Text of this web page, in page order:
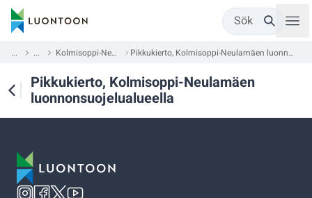
Sök
... ... Kolmisoppi-Neulamäki Pikkukierto, Kolmisoppi-Neulamäen luonnonsuojelualueella
Pikkukierto, Kolmisoppi-Neulamäen
luonnonsuojelualueella